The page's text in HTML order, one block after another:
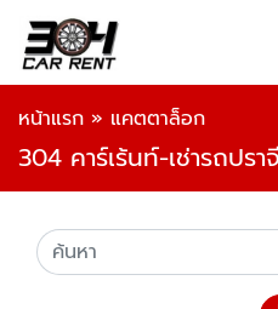
หน้าแรก » แคตตาล็อก
304 คาร์เร้นท์-เช่ารถปร